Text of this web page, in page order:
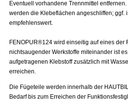
Eventuell vorhandene Trennmittel
werden die Klebeflächen angeschliffen;
empfehlenswert.
FENOPUR®124 wird einseitig auf eines
nichtsaugender Werkstoffe miteinander ist
aufgetragenen Klebstoff zusätzlich mit
erreichen.
Die Fügeteile werden innerhalb der
Bedarf bis zum Erreichen der